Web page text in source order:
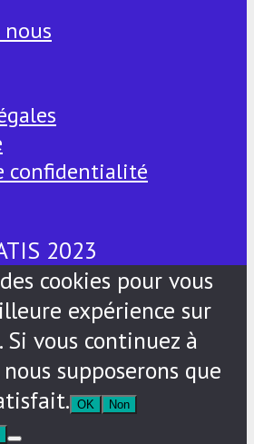
nous
confidentialité
2023
cookies pour vous
expérience sur
vous continuez à
supposerons que
OK Non